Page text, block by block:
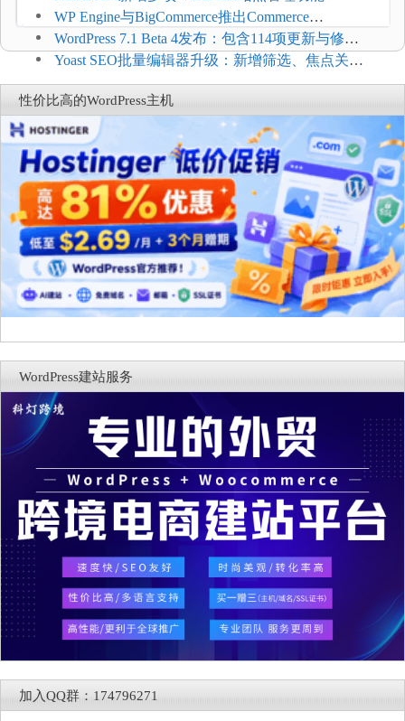
WP Engine与BigCommerce推出Commerce
Connect：WordPress商店可保留前台体验并扩展电
商能力
WordPress 7.1 Beta 4发布：包含114项更新与修
复，仅建议在测试环境体验
Yoast SEO批量编辑器升级：新增筛选、焦点关键
词与AI元数据草稿
性价比高的WordPress主机
WordPress建站服务
加入QQ群：174796271